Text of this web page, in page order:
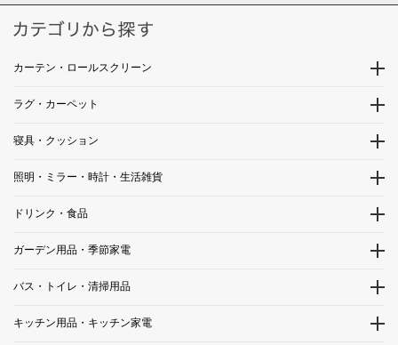
カーテン・ロールスクリーン
ラグ・カーペット
寝具・クッション
照明・ミラー・時計・生活雑貨
ドリンク・食品
ガーデン用品・季節家電
バス・トイレ・清掃用品
キッチン用品・キッチン家電